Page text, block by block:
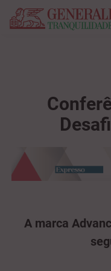
A marca